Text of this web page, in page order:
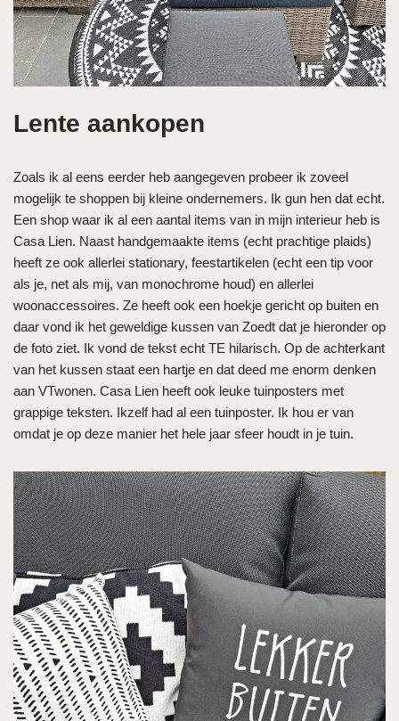
Lente aankopen
Zoals ik al eens eerder heb aangegeven probeer ik zoveel
mogelijk te shoppen bij kleine ondernemers. Ik gun hen dat echt.
Een shop waar ik al een aantal items van in mijn interieur heb is
Casa Lien. Naast handgemaakte items (echt prachtige plaids)
heeft ze ook allerlei stationary, feestartikelen (echt een tip voor
als je, net als mij, van monochrome houd) en allerlei
woonaccessoires. Ze heeft ook een hoekje gericht op buiten en
daar vond ik het geweldige kussen van Zoedt dat je hieronder op
de foto ziet. Ik vond de tekst echt TE hilarisch. Op de achterkant
van het kussen staat een hartje en dat deed me enorm denken
aan VTwonen. Casa Lien heeft ook leuke tuinposters met
grappige teksten. Ikzelf had al een tuinposter. Ik hou er van
omdat je op deze manier het hele jaar sfeer houdt in je tuin.